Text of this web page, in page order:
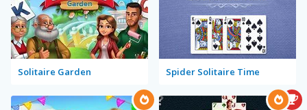
Solitaire Garden Spider Solitaire Time